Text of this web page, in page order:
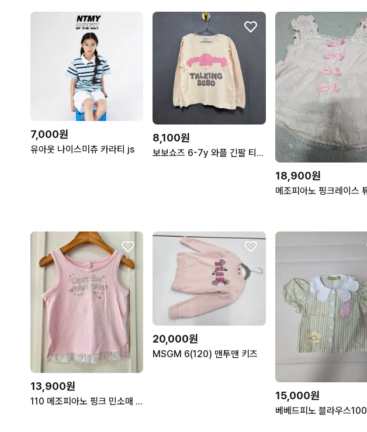
7,000원
유아옷 나이스미츄 카라티 js
8,100원
보보쇼즈 6-7y 와플 긴팔 티셔츠 아이보리 BO2652
18,900원
13,900원
110 메조피아노 핑크 민소매 레이스 티셔츠
20,000원
MSGM 6(120) 맨투맨 키즈
15,000원
베베드피노 블라우스100